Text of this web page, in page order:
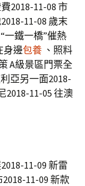
2018-11-08 市
11-08 歲末
一鐵一橋”催熱
身邊包養 、照料
A級景區門票全
亞另一面2018-
11-05 往澳
11-09 新雷
11-09 新款